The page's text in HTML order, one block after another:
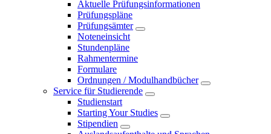
Aktuelle Prüfungsinformationen
Prüfungspläne
Prüfungsämter
Noteneinsicht
Stundenpläne
Rahmentermine
Formulare
Ordnungen / Modulhandbücher
Service für Studierende
Studienstart
Starting Your Studies
Stipendien